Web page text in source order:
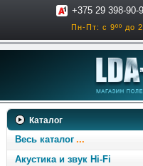
+375 29 398-90-
Пн-Пт: с 9ºº до
Каталог
Весь каталог
Акустика и звук Hi-Fi